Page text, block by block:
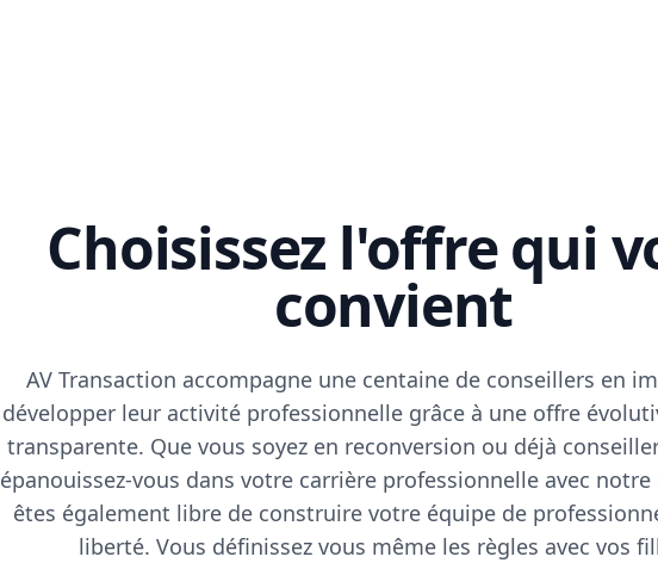
Choisissez l'offre qui
convient
AV Transaction accompagne une centaine de conseillers en
développer leur activité professionnelle grâce à une offre
transparente. Que vous soyez en reconversion ou déjà
épanouissez-vous dans votre carrière professionnelle avec notre
êtes également libre de construire votre équipe de
liberté. Vous définissez vous même les règles avec vos